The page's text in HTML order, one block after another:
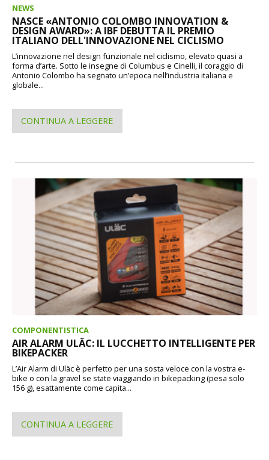
NEWS
NASCE «ANTONIO COLOMBO INNOVATION &
DESIGN AWARD»: A IBF DEBUTTA IL PREMIO
ITALIANO DELL'INNOVAZIONE NEL CICLISMO
L’innovazione nel design funzionale nel ciclismo, elevato quasi a
forma d’arte. Sotto le insegne di Columbus e Cinelli, il coraggio di
Antonio Colombo ha segnato un’epoca nell’industria italiana e
globale...
CONTINUA A LEGGERE
COMPONENTISTICA
AIR ALARM ULÄC: IL LUCCHETTO INTELLIGENTE PER
BIKEPACKER
L’Air Alarm di Uläc è perfetto per una sosta veloce con la vostra e-
bike o con la gravel se state viaggiando in bikepacking (pesa solo
156 g), esattamente come capita...
CONTINUA A LEGGERE